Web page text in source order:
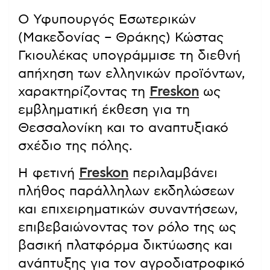
Ο Υφυπουργός Εσωτερικών
(Μακεδονίας – Θράκης) Κώστας
Γκιουλέκας υπογράμμισε τη διεθνή
απήχηση των ελληνικών προϊόντων,
χαρακτηρίζοντας τη Freskon ως
εμβληματική έκθεση για τη
Θεσσαλονίκη και το αναπτυξιακό
σχέδιο της πόλης.
Η φετινή Freskon περιλαμβάνει
πλήθος παράλληλων εκδηλώσεων
και επιχειρηματικών συναντήσεων,
επιβεβαιώνοντας τον ρόλο της ως
βασική πλατφόρμα δικτύωσης και
ανάπτυξης για τον αγροδιατροφικό